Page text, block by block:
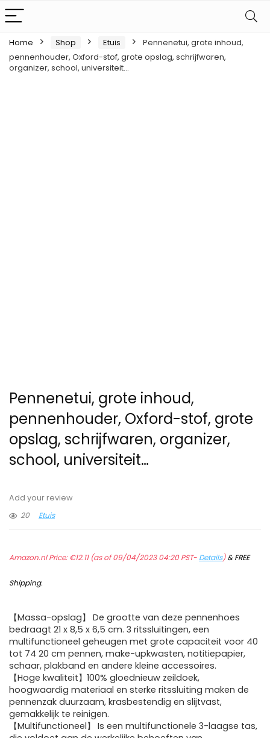
Home Shop Etuis
Pennenetui, grote inhoud,
pennenhouder, Oxford-stof, grote opslag, schrijfwaren,
organizer, school, universiteit…
Pennenetui, grote inhoud,
pennenhouder, Oxford-stof, grote
opslag, schrijfwaren, organizer,
school, universiteit…
Add your review
20
Etuis
Amazon.nl Price:€12.11(as of 09/04/2023 04:20 PST- Details)&FREE
Shipping.
【Massa-opslag】 De grootte van deze pennenhoes
bedraagt 21 x 8,5 x 6,5 cm. 3 ritssluitingen, een
multifunctioneel geheugen met grote capaciteit voor 40
tot 74 20 cm pennen, make-upkwasten, notitiepapier,
schaar, plakband en andere kleine accessoires.
【Hoge kwaliteit】100% gloednieuw zeildoek,
hoogwaardig materiaal en sterke ritssluiting maken de
pennenzak duurzaam, krasbestendig en slijtvast,
gemakkelijk te reinigen.
【Multifunctioneel】 Is een multifunctionele 3-laagse tas,